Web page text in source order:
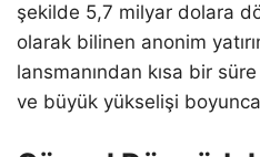
şekilde 5,7 milyar dolara
olarak bilinen anonim
lansmanından kısa bir
ve büyük yükselişi